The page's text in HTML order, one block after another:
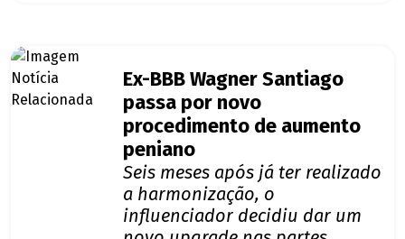
Ex-BBB Wagner Santiago
passa por novo
procedimento de aumento
peniano
Seis meses após já ter realizado
a harmonização, o
influenciador decidiu dar um